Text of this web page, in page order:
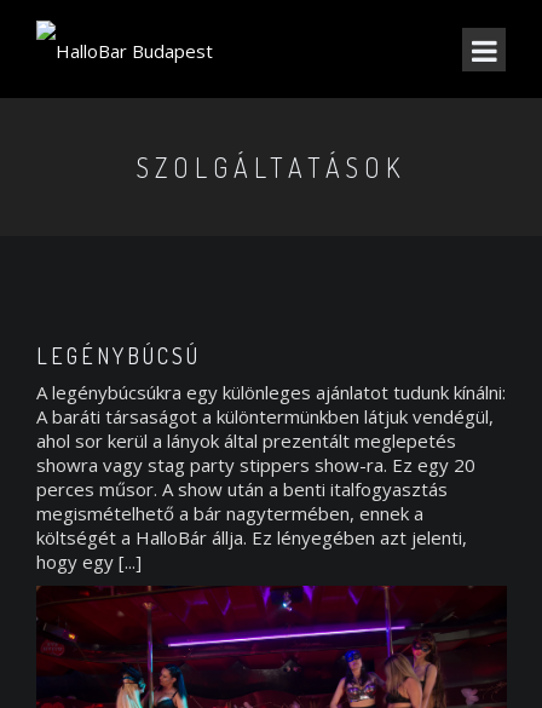
SZOLGÁLTATÁSOK
LEGÉNYBÚCSÚ
A legénybúcsúkra egy különleges ajánlatot tudunk kínálni:
A baráti társaságot a különtermünkben látjuk vendégül,
ahol sor kerül a lányok által prezentált meglepetés
showra vagy stag party stippers show-ra. Ez egy 20
perces műsor. A show után a benti italfogyasztás
megismételhető a bár nagytermében, ennek a
költségét a HalloBár állja. Ez lényegében azt jelenti,
hogy egy [...]